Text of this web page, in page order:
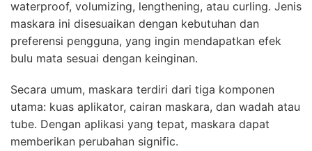
waterproof, volumizing, lengthening, atau curling. Jenis
maskara ini disesuaikan dengan kebutuhan dan
preferensi pengguna, yang ingin mendapatkan efek
bulu mata sesuai dengan keinginan.
Secara umum, maskara terdiri dari tiga komponen
utama: kuas aplikator, cairan maskara, dan wadah atau
tube. Dengan aplikasi yang tepat, maskara dapat
memberikan perubahan signific.